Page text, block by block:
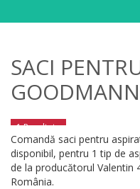
SACI
1 Rezultate
Comandă saci pentru
disponibil, pentru 1 tip de
de la producătorul Valentin
România.